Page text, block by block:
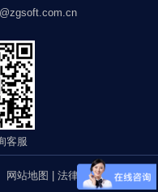
客服
网站地图 法律声明